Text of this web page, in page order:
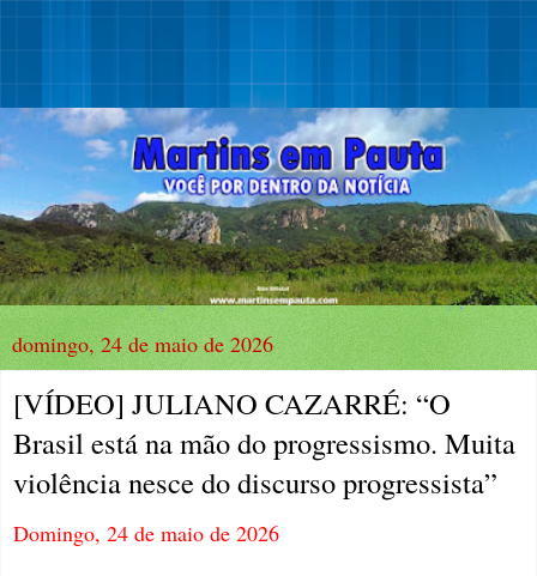
domingo, 24 de maio de 2026
[VÍDEO] JULIANO CAZARRÉ: “O
Brasil está na mão do progressismo. Muita
violência nesce do discurso progressista”
Domingo, 24 de maio de 2026